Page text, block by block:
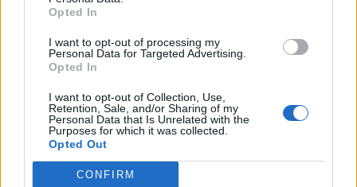
Opted In
I want to opt-out of processing my
Personal Data for Targeted Advertising.
Opted In
I want to opt-out of Collection, Use,
Retention, Sale, and/or Sharing of my
Personal Data that Is Unrelated with the
Purposes for which it was collected.
Opted Out
CONFIRM
επιφάνεια μέχρι να θρυμματιστεί
εντελώς. Αυτό θα βοηθήσει να
απορροφηθεί καλά το σιρόπι αλλά και να
με ευκολία κατά το σερβίρισμα.
Είναι καλύτερα την κρέμα να τη φτιάξουμε
αποβραδίς ώστε να μην χάσουμε χρόνο
περιμένοντας να κρυώσει.